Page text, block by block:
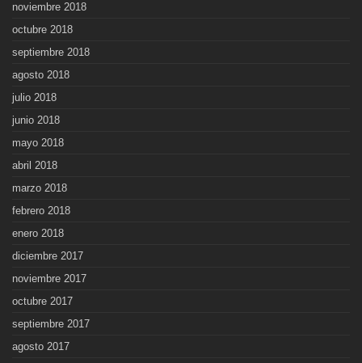
noviembre 2018
octubre 2018
septiembre 2018
agosto 2018
julio 2018
junio 2018
mayo 2018
abril 2018
marzo 2018
febrero 2018
enero 2018
diciembre 2017
noviembre 2017
octubre 2017
septiembre 2017
agosto 2017